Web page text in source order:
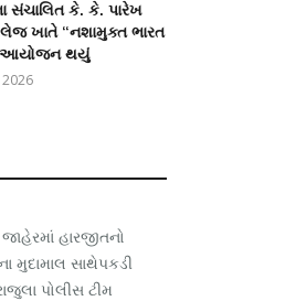
સંચાલિત કે. કે. પારેખ
ખાતે “નશામુક્ત ભારત
આયોજન થયું
હારજીતનો
મુદામાલ સાથેપકડી
પોલીસ ટીમ